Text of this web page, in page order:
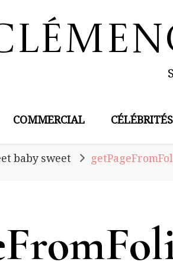
COMMERCIAL CÉLÉBRITÉS
baby sweet